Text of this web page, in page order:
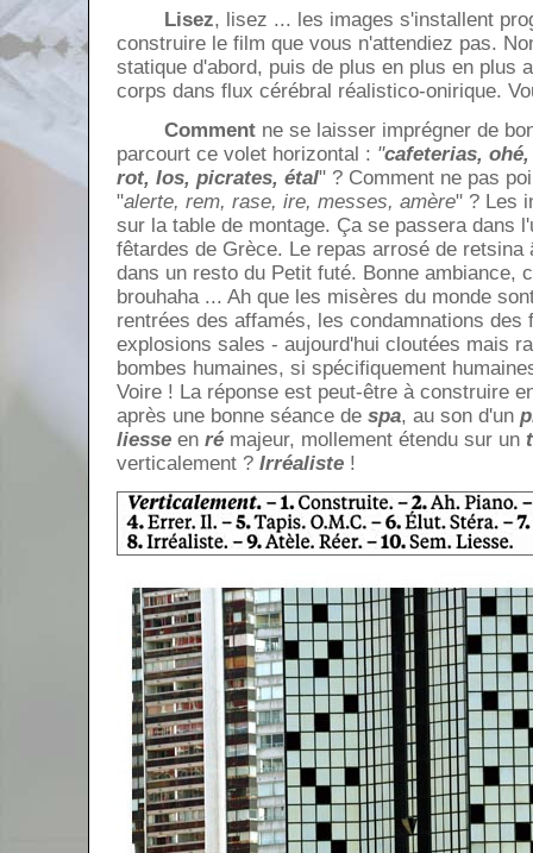
Lisez, lisez ... les images s'installent
construire le film que vous n'attendiez pas.
statique d'abord, puis de plus en plus en plus
corps dans flux cérébral réalistico-onirique.
Comment ne se laisser imprégner de
parcourt ce volet horizontal : "cafeterias,
rot, Ios, picrates, étal" ? Comment ne pas
"alerte, rem, rase, ire, messes, amère" ? Les
sur la table de montage. Ça se passera dans
fêtardes de Grèce. Le repas arrosé de retsina
dans un resto du Petit futé. Bonne ambiance,
brouhaha ... Ah que les misères du monde
rentrées des affamés, les condamnations des
explosions sales - aujourd'hui cloutées mais
bombes humaines, si spécifiquement
Voire ! La réponse est peut-être à construire
après une bonne séance de spa, au son d'un
liesse en ré majeur, mollement étendu sur un
verticalement ? Irréaliste !